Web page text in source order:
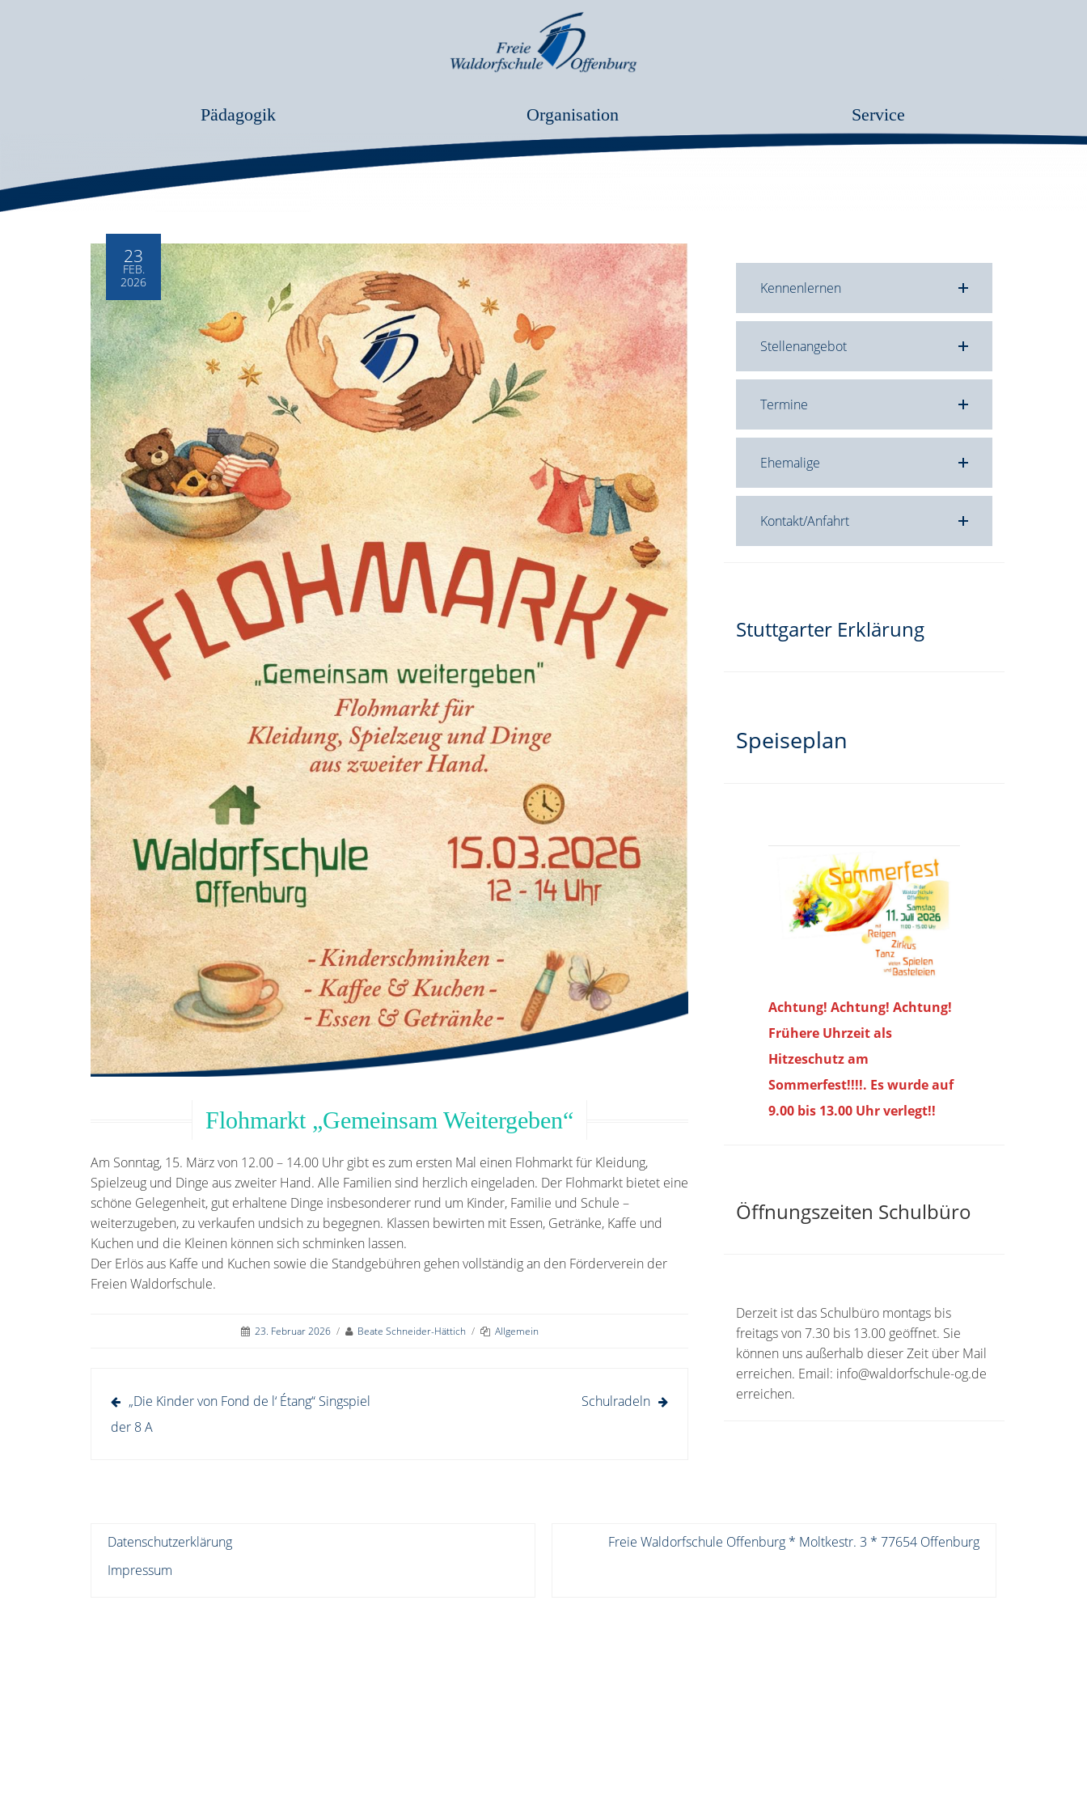
Pädagogik Organisation Service
23
FEB.
2026
Flohmarkt „Gemeinsam Weitergeben“
Am Sonntag, 15. März von 12.00 – 14.00 Uhr gibt es zum ersten Mal einen Flohmarkt für Kleidung,
Spielzeug und Dinge aus zweiter Hand. Alle Familien sind herzlich eingeladen. Der Flohmarkt bietet eine
schöne Gelegenheit, gut erhaltene Dinge insbesonderer rund um Kinder, Familie und Schule –
weiterzugeben, zu verkaufen undsich zu begegnen. Klassen bewirten mit Essen, Getränke, Kaffe und
Kuchen und die Kleinen können sich schminken lassen.
Der Erlös aus Kaffe und Kuchen sowie die Standgebühren gehen vollständig an den Förderverein der
Freien Waldorfschule.
23. Februar 2026 / Beate Schneider-Hättich / Allgemein
Beitragsnavigation
„Die Kinder von Fond de l‘ Étang“ Singspiel
der 8 A
Schulradeln
Kennenlernen
Stellenangebot
Termine
Ehemalige
Kontakt/Anfahrt
Stuttgarter Erklärung
Speiseplan
Achtung! Achtung! Achtung!
Frühere Uhrzeit als
Hitzeschutz am
Sommerfest!!!!. Es wurde auf
9.00 bis 13.00 Uhr verlegt!!
Öffnungszeiten Schulbüro
Derzeit ist das Schulbüro montags bis
freitags von 7.30 bis 13.00 geöffnet. Sie
können uns außerhalb dieser Zeit über Mail
erreichen. Email: info@waldorfschule-og.de
erreichen.
Datenschutzerklärung
Impressum
Freie Waldorfschule Offenburg * Moltkestr. 3 * 77654 Offenburg